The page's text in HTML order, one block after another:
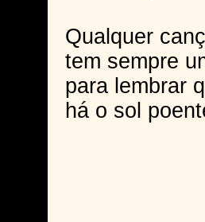
Qualquer
tem sempre
para lembrar
há o sol